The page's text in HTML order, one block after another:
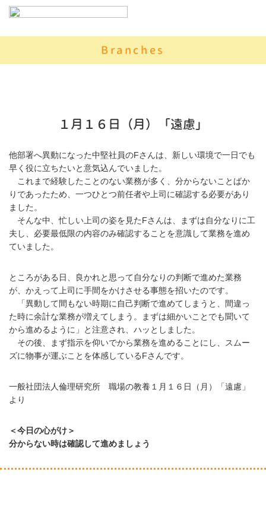
Branches
１月１６日（月）「遠慮」
他部署へ異動になった中堅社員のFさんは、新しい環境で一日でも
早く役に立ちたいと意気込んでいました。
これまで経験したことのない業務が多く、分からないことばか
りであったため、一つひとつ前任者や上司に確認する必要があり
ました。
そんな中、忙しい上司の姿を見たFさんは、まずは自分なりに工
夫し、必要最低限の内容のみ確認することを意識して業務を進め
ていました。
ところがある日、良かれと思って自分なりの判断で進めた業務
が、かえって上司に手間をかけさせる事態を招いたのです。
「異動して間もない時期に自己判断で進めてしまうと、間違っ
た時に余計な業務が増えてしまう。まずは細かいことでも聞いて
から進めるように」と注意され、ハッとしました。
その後、まず指示を仰いでから業務を進めることにし、スムー
ズに物事が運ぶことを体感しているFさんです。
一般社団法人倫理研究所 職場の教養１月１６日（月）「遠慮」
より
＜今日の心がけ＞
分からない時は確認して進めましょう